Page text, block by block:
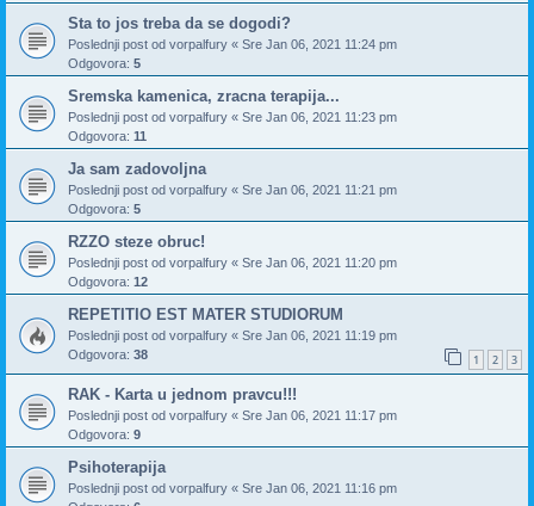
Sta to jos treba da se dogodi?
Poslednji post od vorpalfury « Sre Jan 06, 2021 11:24 pm
Odgovora: 5
Sremska kamenica, zracna terapija...
Poslednji post od vorpalfury « Sre Jan 06, 2021 11:23 pm
Odgovora: 11
Ja sam zadovoljna
Poslednji post od vorpalfury « Sre Jan 06, 2021 11:21 pm
Odgovora: 5
RZZO steze obruc!
Poslednji post od vorpalfury « Sre Jan 06, 2021 11:20 pm
Odgovora: 12
REPETITIO EST MATER STUDIORUM
Poslednji post od vorpalfury « Sre Jan 06, 2021 11:19 pm
Odgovora: 38 1 2 3
RAK - Karta u jednom pravcu!!!
Poslednji post od vorpalfury « Sre Jan 06, 2021 11:17 pm
Odgovora: 9
Psihoterapija
Poslednji post od vorpalfury « Sre Jan 06, 2021 11:16 pm